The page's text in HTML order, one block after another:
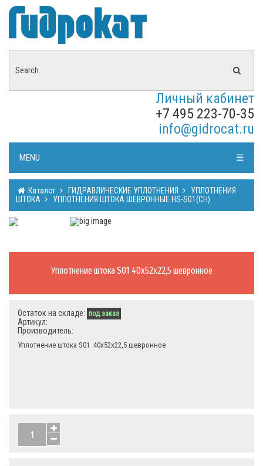
Личный кабинет
+7 495 223-70-35
info@gidrocat.ru
MENU ☰
Каталог ГИДРАВЛИЧЕСКИЕ УПЛОТНЕНИЯ
УПЛОТНЕНИЯ
ШТОКА
УПЛОТНЕНИЯ ШТОКА ШЕВРОННЫЕ HS-S01(CH)
Уплотнение штока S01 40х52х22,5 шевронное
Остаток на складе: под заказ
Артикул:
Производитель:
Уплотнение штока S01 40х52х22,5 шевронное